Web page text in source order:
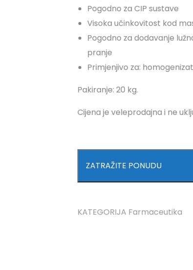
Pogodno za CIP sustave
Visoka učinkovitost kod
Pogodno za dodavanje
pranje
Primjenjivo za:
Pakiranje: 20 kg.
Cijena je veleprodajna i ne
ZATRAŽITE PONUDU
KATEGORIJA Farmaceutika